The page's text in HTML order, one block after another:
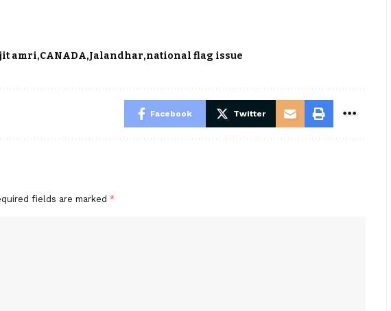
amri CANADA Jalandhar national flag issue
Facebook Twitter
fields are marked *